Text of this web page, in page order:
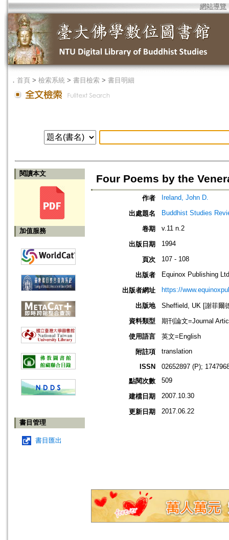
網站導覽
． 首頁 > 檢索系統 > 書目檢索 > 書目明細
閱讀本文
加值服務
書目管理
書目匯出
Four Poems by the
作者 Ireland, John D.
出處題名 Buddhist Studies
卷期 v.11 n.2
出版日期 1994
頁次 107 - 108
出版者 Equinox Publishing
出版者網址 https://
出版地
Sheffield, UK [謝菲爾
資料類型
期刊論文=Journal
使用語言
英文=English
附註項
translation
ISSN
02652897 (P);
點閱次數
509
建檔日期 2007.10.30
更新日期 2017.06.22